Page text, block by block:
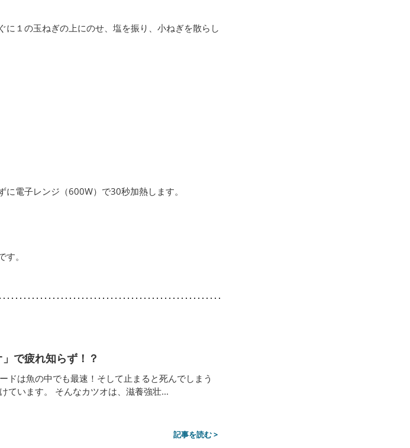
１の玉ねぎの上にのせ、塩を振り、小ねぎを散らし
電子レンジ（600W）で30秒加熱します。
。
で疲れ知らず！？
ドは魚の中でも最速！そして止まると死んでしまう
ています。 そんなカツオは、滋養強壮...
記事を読む >